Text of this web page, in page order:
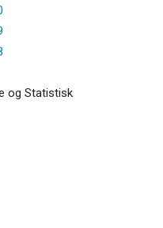
og Statistisk